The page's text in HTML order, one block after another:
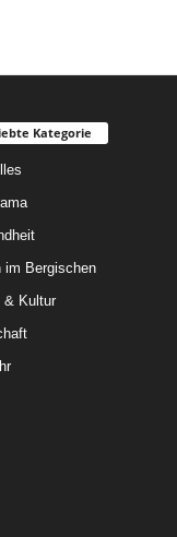
Kategorie
im Bergischen
& Kultur